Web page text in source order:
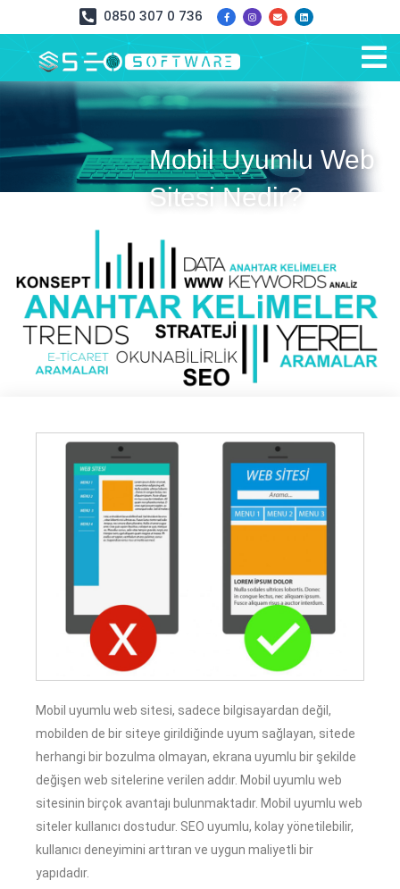
0850 307 0 736
Mobil Uyumlu Web
Sitesi Nedir?
Mobil uyumlu web sitesi, sadece bilgisayardan değil,
mobilden de bir siteye girildiğinde uyum sağlayan, sitede
herhangi bir bozulma olmayan, ekrana uyumlu bir şekilde
değişen web sitelerine verilen addır. Mobil uyumlu web
sitesinin birçok avantajı bulunmaktadır. Mobil uyumlu web
siteler kullanıcı dostudur. SEO uyumlu, kolay yönetilebilir,
kullanıcı deneyimini arttıran ve uygun maliyetli bir
yapıdadır.